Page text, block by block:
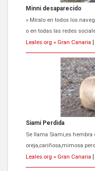
Minni desaparecido
» Míralo en todos los
o en todas las redes
Leales.org » Gran Canaria
Siami Perdida
Se llama Siami,es
oreja,cariñosa,mimosa
Leales.org » Gran Canaria